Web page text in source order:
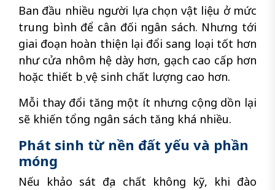
Ban đầu nhiều người lựa chọn vật liệu ở mức
trung bình để cân đối ngân sách. Nhưng tới
giai đoạn hoàn thiện lại đổi sang loại tốt hơn
như cửa nhôm hệ dày hơn, gạch cao cấp hơn
hoặc thiết bị vệ sinh chất lượng cao hơn.
Mỗi thay đổi tăng một ít nhưng cộng dồn lại
sẽ khiến tổng ngân sách tăng khá nhiều.
Phát sinh từ nền đất yếu và phần
móng
Nếu khảo sát địa chất không kỹ, khi đào